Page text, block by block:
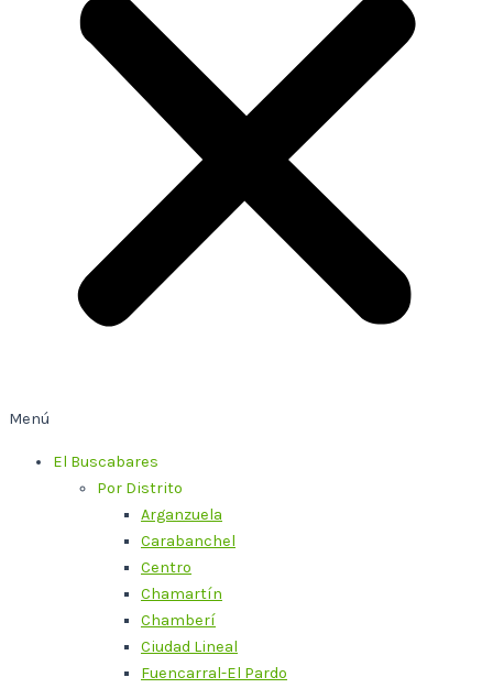
Menú
El Buscabares
Por Distrito
Arganzuela
Carabanchel
Centro
Chamartín
Chamberí
Ciudad Lineal
Fuencarral-El Pardo